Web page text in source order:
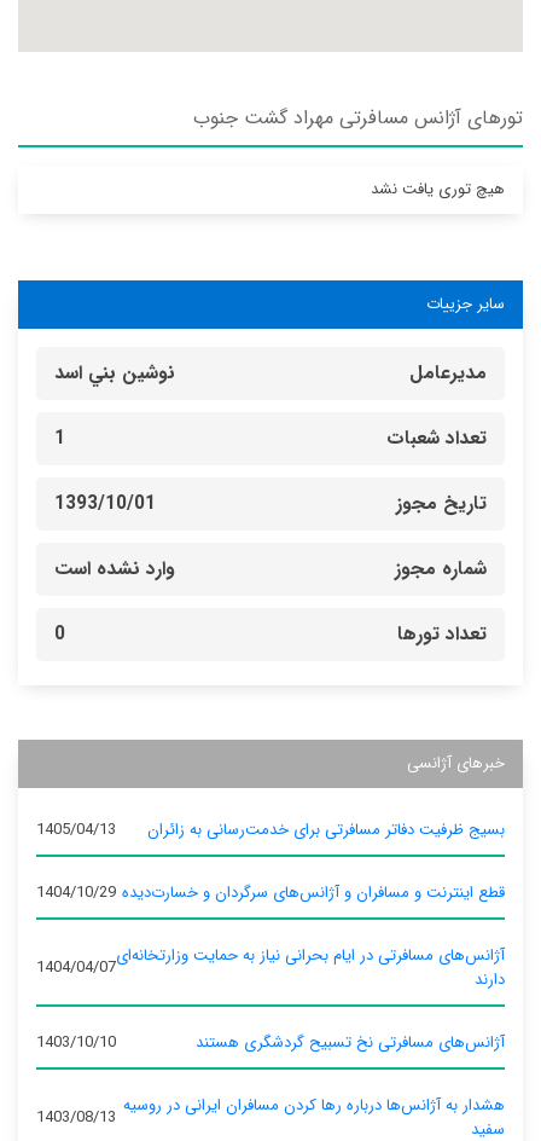
تورهای آژانس مسافرتی مهراد گشت جنوب
هیچ توری یافت نشد
سایر جزییات
مدیرعامل نوشين بني اسد
تعداد شعبات 1
تاریخ مجوز 1393/10/01
شماره مجوز وارد نشده است
تعداد تورها 0
خبرهای آژانسی
بسیج ظرفیت دفاتر مسافرتی برای خدمت‌رسانی به زائران 1405/04/13
قطع اینترنت و مسافران و آژانس‌های سرگردان و خسارت‌دیده 1404/10/29
آژانس‌های مسافرتی در ایام بحرانی نیاز به حمایت وزارتخانه‌ای
دارند
1404/04/07
آژانس‌های مسافرتی نخ تسبیح گردشگری هستند 1403/10/10
هشدار به آژانس‌ها درباره رها کردن مسافران ایرانی در روسیه
سفید
1403/08/13